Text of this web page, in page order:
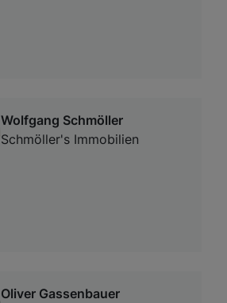
Wolfgang Schmöller
Schmöller's Immobilien
Oliver Gassenbauer